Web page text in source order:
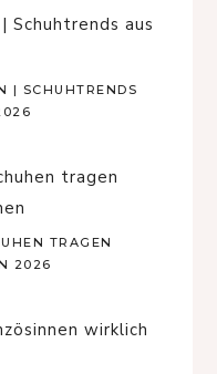
| SCHUHTRENDS
TRAGEN
2026